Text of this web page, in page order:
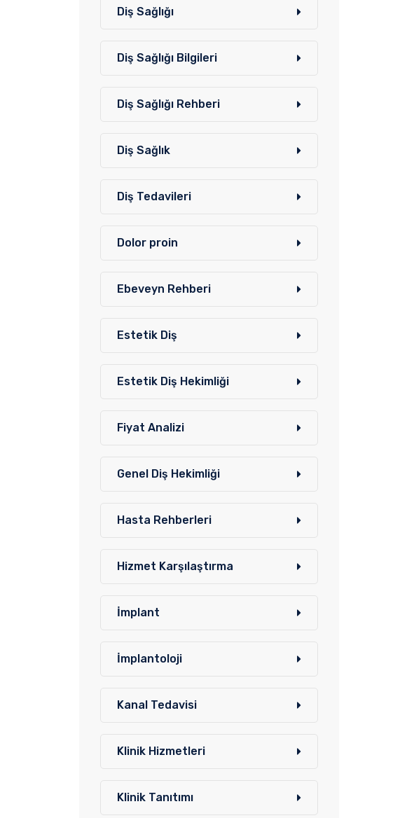
Diş Sağlığı
Diş Sağlığı Bilgileri
Diş Sağlığı Rehberi
Diş Sağlık
Diş Tedavileri
Dolor proin
Ebeveyn Rehberi
Estetik Diş
Estetik Diş Hekimliği
Fiyat Analizi
Genel Diş Hekimliği
Hasta Rehberleri
Hizmet Karşılaştırma
İmplant
İmplantoloji
Kanal Tedavisi
Klinik Hizmetleri
Klinik Tanıtımı